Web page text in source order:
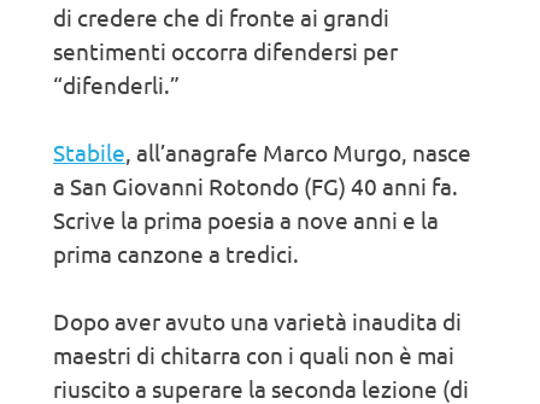
di credere che di fronte ai grandi
sentimenti occorra difendersi per
“difenderli.”
Stabile, all’anagrafe Marco Murgo, nasce
a San Giovanni Rotondo (FG) 40 anni fa.
Scrive la prima poesia a nove anni e la
prima canzone a tredici.
Dopo aver avuto una varietà inaudita di
maestri di chitarra con i quali non è mai
riuscito a superare la seconda lezione (di